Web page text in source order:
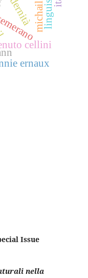
cellini
ernaux
Issue
nella